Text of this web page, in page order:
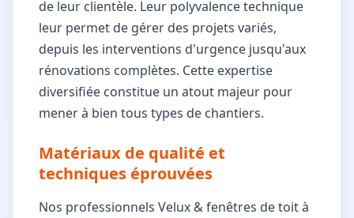
de leur clientèle. Leur polyvalence technique
leur permet de gérer des projets variés,
depuis les interventions d'urgence jusqu'aux
rénovations complètes. Cette expertise
diversifiée constitue un atout majeur pour
mener à bien tous types de chantiers.
Matériaux de qualité et
techniques éprouvées
Nos professionnels Velux & fenêtres de toit à